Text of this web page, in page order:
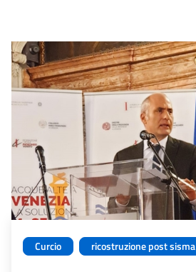
Curcio ricostruzione post sisma